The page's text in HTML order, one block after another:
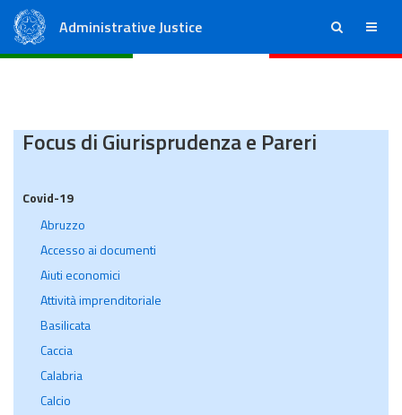
Administrative Justice ricerca menu
Focus di Giurisprudenza e Pareri
Covid-19
Abruzzo
Accesso ai documenti
Aiuti economici
Attività imprenditoriale
Basilicata
Caccia
Calabria
Calcio